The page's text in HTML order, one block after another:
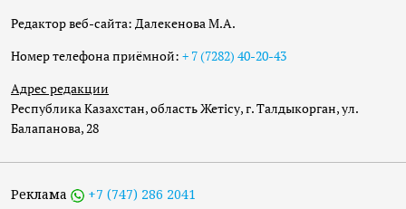
Редактор веб-сайта: Далекенова М.А.
Номер телефона приёмной: + 7 (7282) 40-20-43
Адрес редакции
Республика Казахстан, область Жетісу, г. Талдыкорган, ул.
Балапанова, 28
Реклама +7 (747) 286 2041